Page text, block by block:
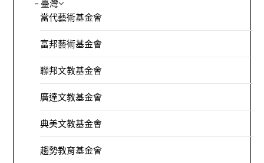
– 臺灣
當代藝術基金會
富邦藝術基金會
聯邦文教基金會
廣達文教基金會
典美文教基金會
趨勢教育基金會